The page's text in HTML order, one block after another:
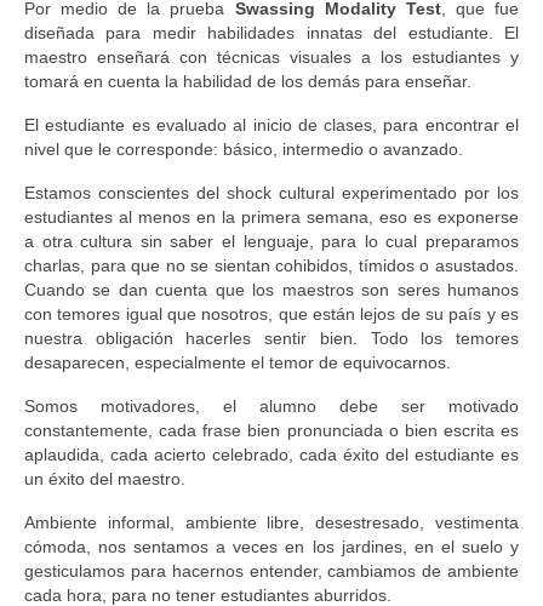
Por medio de la prueba Swassing Modality Test, que fue
diseñada para medir habilidades innatas del estudiante. El
maestro enseñará con técnicas visuales a los estudiantes y
tomará en cuenta la habilidad de los demás para enseñar.
El estudiante es evaluado al inicio de clases, para encontrar el
nivel que le corresponde: básico, intermedio o avanzado.
Estamos conscientes del shock cultural experimentado por los
estudiantes al menos en la primera semana, eso es exponerse
a otra cultura sin saber el lenguaje, para lo cual preparamos
charlas, para que no se sientan cohibidos, tímidos o asustados.
Cuando se dan cuenta que los maestros son seres humanos
con temores igual que nosotros, que están lejos de su país y es
nuestra obligación hacerles sentir bien. Todo los temores
desaparecen, especialmente el temor de equivocarnos.
Somos motivadores, el alumno debe ser motivado
constantemente, cada frase bien pronunciada o bien escrita es
aplaudida, cada acierto celebrado, cada éxito del estudiante es
un éxito del maestro.
Ambiente informal, ambiente libre, desestresado, vestimenta
cómoda, nos sentamos a veces en los jardines, en el suelo y
gesticulamos para hacernos entender, cambiamos de ambiente
cada hora, para no tener estudiantes aburridos.